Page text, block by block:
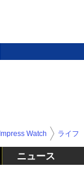
Impress Watch ライフ
ニュース